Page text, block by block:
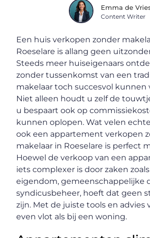
Emma de
Content Writer
Een huis verkopen zonder
Roeselare is allang geen
Steeds meer huiseigenaars
zonder tussenkomst van een
makelaar toch succesvol kunnen
Niet alleen houdt u zelf de
u bespaart ook op
kunnen oplopen. Wat velen
ook een appartement verkopen
makelaar in Roeselare is perfect
Hoewel de verkoop van een
iets complexer is door zaken
eigendom, gemeenschappelijke
syndicusbeheer, hoeft dat geen
zijn. Met de juiste tools en advies
even vlot als bij een woning.